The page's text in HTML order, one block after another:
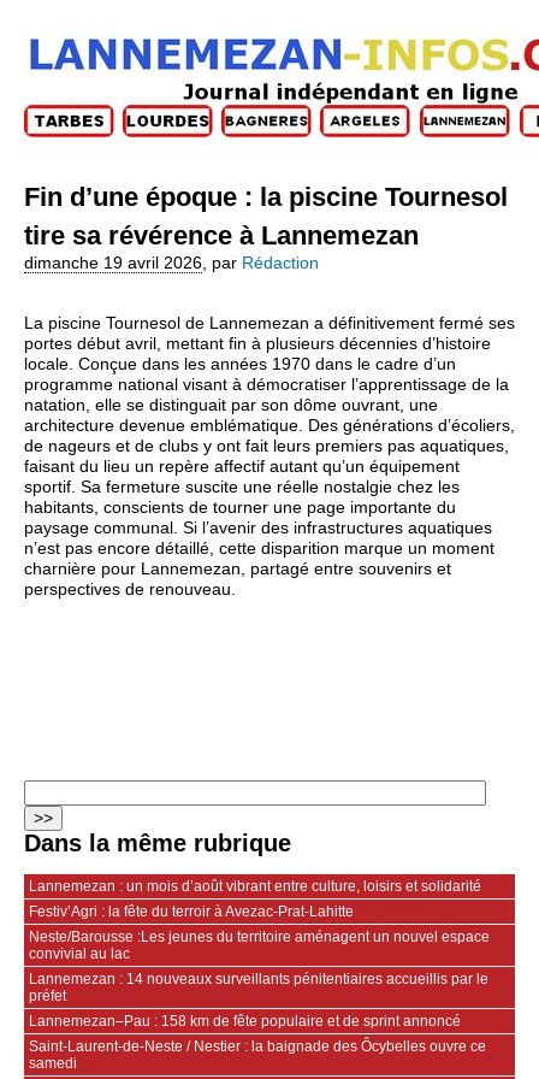
Fin d’une époque : la piscine Tournesol
tire sa révérence à Lannemezan
dimanche 19 avril 2026 par Rédaction
La piscine Tournesol de Lannemezan a définitivement fermé ses
portes début avril, mettant fin à plusieurs décennies d’histoire
locale. Conçue dans les années 1970 dans le cadre d’un
programme national visant à démocratiser l’apprentissage de la
natation, elle se distinguait par son dôme ouvrant, une
architecture devenue emblématique. Des générations d’écoliers,
de nageurs et de clubs y ont fait leurs premiers pas aquatiques,
faisant du lieu un repère affectif autant qu’un équipement
sportif. Sa fermeture suscite une réelle nostalgie chez les
habitants, conscients de tourner une page importante du
paysage communal. Si l’avenir des infrastructures aquatiques
n’est pas encore détaillé, cette disparition marque un moment
charnière pour Lannemezan, partagé entre souvenirs et
perspectives de renouveau.
Dans la même rubrique
Lannemezan : un mois d’août vibrant entre culture, loisirs et solidarité
Festiv’Agri : la fête du terroir à Avezac-Prat-Lahitte
Neste/Barousse :Les jeunes du territoire aménagent un nouvel espace
convivial au lac
Lannemezan : 14 nouveaux surveillants pénitentiaires accueillis par le
préfet
Lannemezan–Pau : 158 km de fête populaire et de sprint annoncé
Saint-Laurent-de-Neste / Nestier : la baignade des Ôcybelles ouvre ce
samedi